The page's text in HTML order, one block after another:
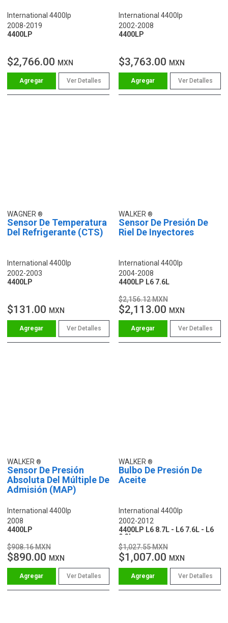
International 4400lp
2008-2019
4400LP
$2,766.00 MXN
Ver Detalles
International 4400lp
2002-2008
4400LP
$3,763.00 MXN
Ver Detalles
WAGNER
Sensor De Temperatura
Del Refrigerante (CTS)
International 4400lp
2002-2003
4400LP
$131.00 MXN
Ver Detalles
WALKER
Sensor De Presión De
Riel De Inyectores
International 4400lp
2004-2008
4400LP L6 7.6L
$2,156.12 MXN
$2,113.00 MXN
Ver Detalles
WALKER
Sensor De Presión
Absoluta Del Múltiple De
Admisión (MAP)
International 4400lp
2008
4400LP
$908.16 MXN
$890.00 MXN
Ver Detalles
WALKER
Bulbo De Presión De
Aceite
International 4400lp
2002-2012
4400LP L6 8.7L - L6 7.6L - L6
9.3L
$1,027.55 MXN
$1,007.00 MXN
Ver Detalles